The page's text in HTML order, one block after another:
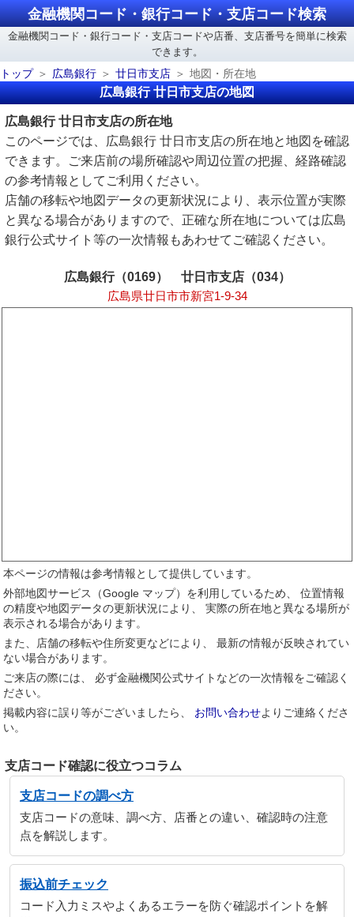
金融機関コード・銀行コード・支店コード検索
金融機関コード・銀行コード・支店コードや店番、支店番号を簡単に検索
できます。
トップ
広島銀行 廿日市支店 地図・所在地
広島銀行 廿日市支店の地図
広島銀行 廿日市支店の所在地
このページでは、広島銀行 廿日市支店の所在地と地図を確認
できます。ご来店前の場所確認や周辺位置の把握、経路確認
の参考情報としてご利用ください。
店舗の移転や地図データの更新状況により、表示位置が実際
と異なる場合がありますので、正確な所在地については広島
銀行公式サイト等の一次情報もあわせてご確認ください。
広島銀行（0169） 廿日市支店（034）
広島県廿日市市新宮1-9-34
本ページの情報は参考情報として提供しています。
外部地図サービス（Google マップ）を利用しているため、 位置情報
の精度や地図データの更新状況により、 実際の所在地と異なる場所が
表示される場合があります。
また、店舗の移転や住所変更などにより、 最新の情報が反映されてい
ない場合があります。
ご来店の際には、 必ず金融機関公式サイトなどの一次情報をご確認く
ださい。
掲載内容に誤り等がございましたら、 お問い合わせよりご連絡くださ
い。
支店コード確認に役立つコラム
支店コードの調べ方
支店コードの意味、調べ方、店番との違い、確認時の注意
点を解説します。
振込前チェック
コード入力ミスやよくあるエラーを防ぐ確認ポイントを解